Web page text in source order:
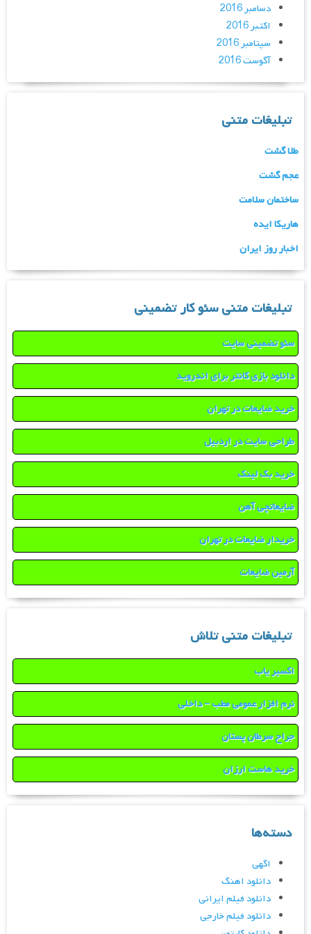
دسامبر 2016
اکتبر 2016
سپتامبر 2016
آگوست 2016
تبلیغات متنی
طلا گشت
عجم گشت
ساختمان سلامت
هاریکا ایده
اخبار روز ایران
تبلیغات متنی سئو کار تضمینی
سئو تضمینی سایت
دانلود بازی کانتر برای اندروید
خرید ضایعات در تهران
طراحی سایت در اردبیل
خرید بک لینک
ضایعاتچی آهن
خریدار ضایعات در تهران
آرمین ضایعات
تبلیغات متنی تلاش
اکسیر یاب
نرم افزار عمومی مطب – داخلی
جراح سرطان پستان
خرید هاست ارزان
دسته‌ها
اگهی
دانلود اهنگ
دانلود فیلم ایرانی
دانلود فیلم خارجی